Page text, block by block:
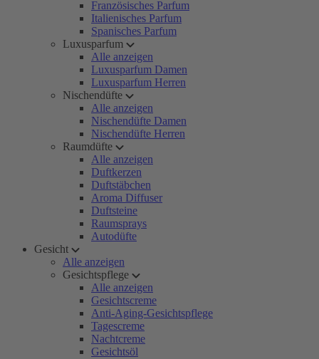
Französisches Parfum
Italienisches Parfum
Spanisches Parfum
Luxusparfum
Alle anzeigen
Luxusparfum Damen
Luxusparfum Herren
Nischendüfte
Alle anzeigen
Nischendüfte Damen
Nischendüfte Herren
Raumdüfte
Alle anzeigen
Duftkerzen
Duftstäbchen
Aroma Diffuser
Duftsteine
Raumsprays
Autodüfte
Gesicht
Alle anzeigen
Gesichtspflege
Alle anzeigen
Gesichtscreme
Anti-Aging-Gesichtspflege
Tagescreme
Nachtcreme
Gesichtsöl